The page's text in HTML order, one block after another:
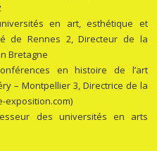
en art, esthétique et
de Rennes 2, Directeur de la
Bretagne
en histoire de l’art
– Montpellier 3, Directrice de la
exposition.com)
des universités en arts